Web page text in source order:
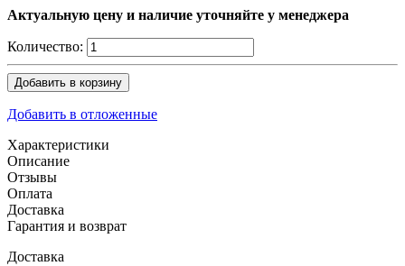
Актуальную цену и наличие уточняйте у менеджера
Количество:
Добавить в корзину
Добавить в отложенные
Характеристики
Описание
Отзывы
Оплата
Доставка
Гарантия и возврат
Доставка